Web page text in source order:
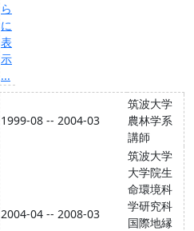
ら
に
表
示
...
1999-08 -- 2004-03
筑波大学
農林学系
講師
2004-04 -- 2008-03
筑波大学
大学院生
命環境科
学研究科
国際地縁